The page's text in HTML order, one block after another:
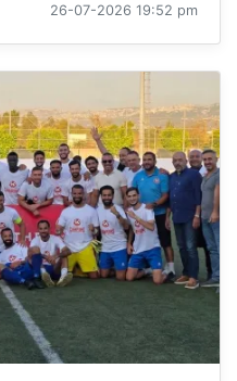
26-07-2026 19:52 pm